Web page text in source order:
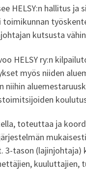
HELSY:n hallitus
kutsusta
HELSY ry:n
myös niiden
toteuttaa ja
tason
kuuluttajien,